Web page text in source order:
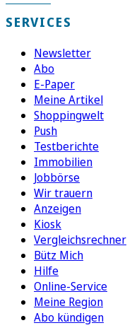
SERVICES
Newsletter
Abo
E-Paper
Meine Artikel
Shoppingwelt
Push
Testberichte
Immobilien
Jobbörse
Wir trauern
Anzeigen
Kiosk
Vergleichsrechner
Bütz Mich
Hilfe
Online-Service
Meine Region
Abo kündigen